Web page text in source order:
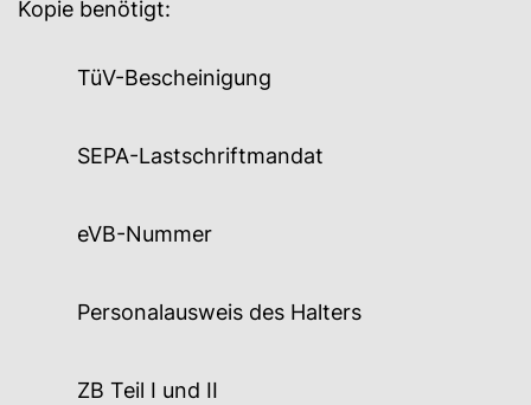
Kopie benötigt:
TüV-Bescheinigung
SEPA-Lastschriftmandat
eVB-Nummer
Personalausweis des Halters
ZB Teil I und II